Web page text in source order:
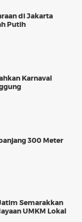
di Jakarta
Putih
Karnaval
300 Meter
Semarakkan
UMKM Lokal